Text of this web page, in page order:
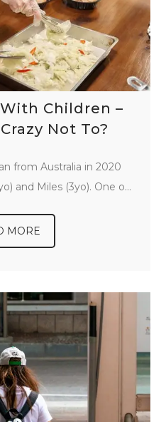
Children –
Not To?
from Australia in 2020
and Miles (3yo). One o…
MORE